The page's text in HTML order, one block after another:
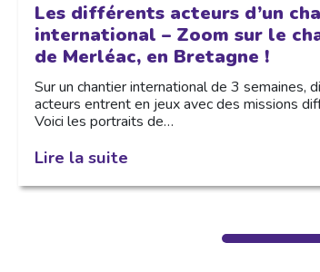
Les différents acteurs d’un
international – Zoom sur le
de Merléac, en Bretagne !
Sur un chantier international de 3 semaines,
acteurs entrent en jeux avec des missions
Voici les portraits de…
Lire la suite